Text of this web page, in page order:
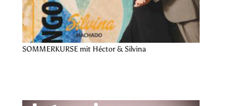
SOMMERKURSE mit Héctor & Silvina